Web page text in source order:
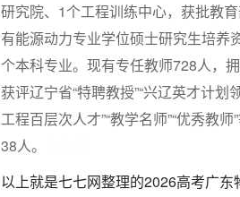
研究院、1个工程训练中心，获批教
有能源动力专业学位硕士研究生培养
个本科专业。现有专任教师728人，拥
获评辽宁省“特聘教授”“兴辽英才计划
工程百层次人才”“教学名师”“优秀教
38人。
以上就是七七网整理的2026高考广